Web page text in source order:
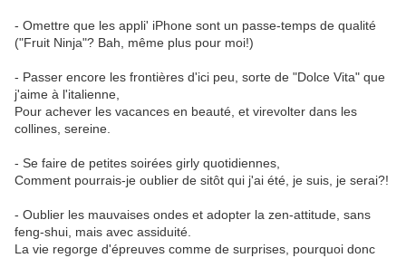
- Omettre que les appli' iPhone sont un passe-temps de qualité
("Fruit Ninja"? Bah, même plus pour moi!)
- Passer encore les frontières d'ici peu, sorte de "Dolce Vita" que
j'aime à l'italienne,
Pour achever les vacances en beauté, et virevolter dans les
collines, sereine.
- Se faire de petites soirées girly quotidiennes,
Comment pourrais-je oublier de sitôt qui j'ai été, je suis, je serai?!
- Oublier les mauvaises ondes et adopter la zen-attitude, sans
feng-shui, mais avec assiduité.
La vie regorge d'épreuves comme de surprises, pourquoi donc